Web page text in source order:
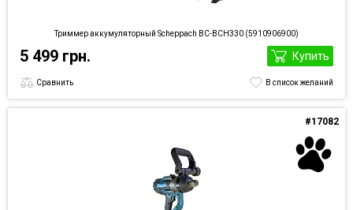
Триммер аккумуляторный Scheppach BC-BCH330 (5910906900)
5 499 грн. Купить
Сравнить В список желаний
#17082